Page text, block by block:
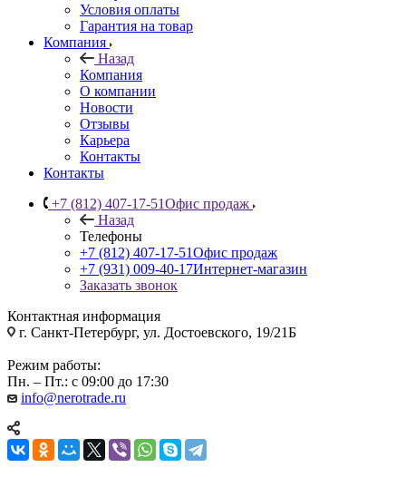
Условия оплаты
Гарантия на товар
Компания
Назад
Компания
О компании
Новости
Отзывы
Карьера
Контакты
Контакты
+7 (812) 407-17-51Офис продаж
Назад
Телефоны
+7 (812) 407-17-51Офис продаж
+7 (931) 009-40-17Интернет-магазин
Заказать звонок
Контактная информация
г. Санкт-Петербург, ул. Достоевского, 19/21Б
Режим работы:
Пн. – Пт.: с 09:00 до 17:30
info@nerotrade.ru